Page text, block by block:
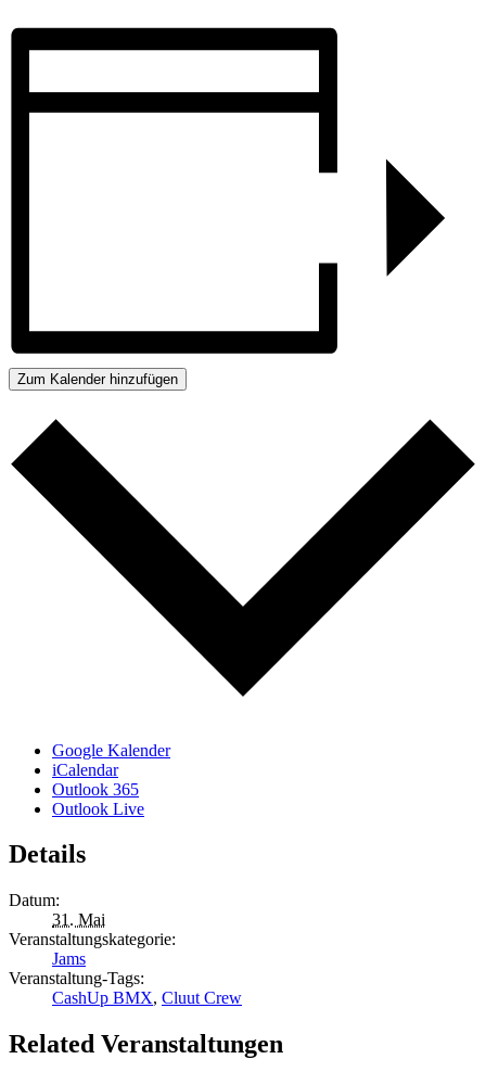
Zum Kalender hinzufügen
Google Kalender
iCalendar
Outlook 365
Outlook Live
Details
Datum:
31. Mai
Veranstaltungskategorie:
Jams
Veranstaltung-Tags:
CashUp BMX, Cluut Crew
Related Veranstaltungen